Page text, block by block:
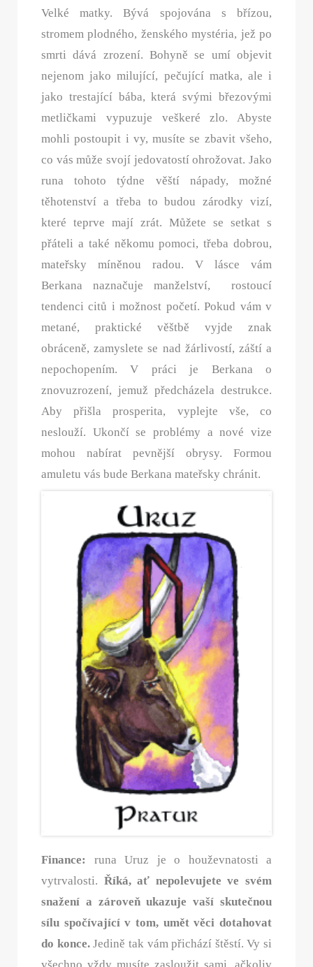
Velké matky. Bývá spojována s břízou,
stromem plodného, ženského mystéria, jež po
smrti dává zrození. Bohyně se umí objevit
nejenom jako milující, pečující matka, ale i
jako trestající bába, která svými březovými
metličkami vypuzuje veškeré zlo. Abyste
mohli postoupit i vy, musíte se zbavit všeho,
co vás může svojí jedovatostí ohrožovat. Jako
runa tohoto týdne věští nápady, možné
těhotenství a třeba to budou zárodky vizí,
které teprve mají zrát. Můžete se setkat s
přáteli a také někomu pomoci, třeba dobrou,
mateřsky míněnou radou. V lásce vám
Berkana naznačuje manželství, rostoucí
tendenci citů i možnost početí. Pokud vám v
metané, praktické věštbě vyjde znak
obráceně, zamyslete se nad žárlivostí, záští a
nepochopením. V práci je Berkana o
znovuzrození, jemuž předcházela destrukce.
Aby přišla prosperita, vyplejte vše, co
neslouží. Ukončí se problémy a nové vize
mohou nabírat pevnější obrysy. Formou
amuletu vás bude Berkana mateřsky chránit.
Finance:
runa Uruz je o houževnatosti a
vytrvalosti. Říká, ať nepolevujete ve svém
snažení a zároveň ukazuje vaší skutečnou
sílu spočívající v tom, umět věci dotahovat
do konce.Jedině tak vám přichází štěstí. Vy si